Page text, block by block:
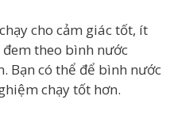
cho cảm giác tốt, ít
theo bình nước
Bạn có thể để bình nước
chạy tốt hơn.